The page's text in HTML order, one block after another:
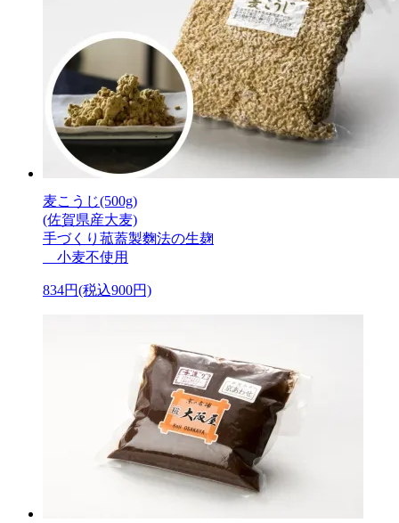
麦こうじ(500g)
(佐賀県産大麦)
手づくり菰蓋製麴法の生麹
小麦不使用
834円(税込900円)